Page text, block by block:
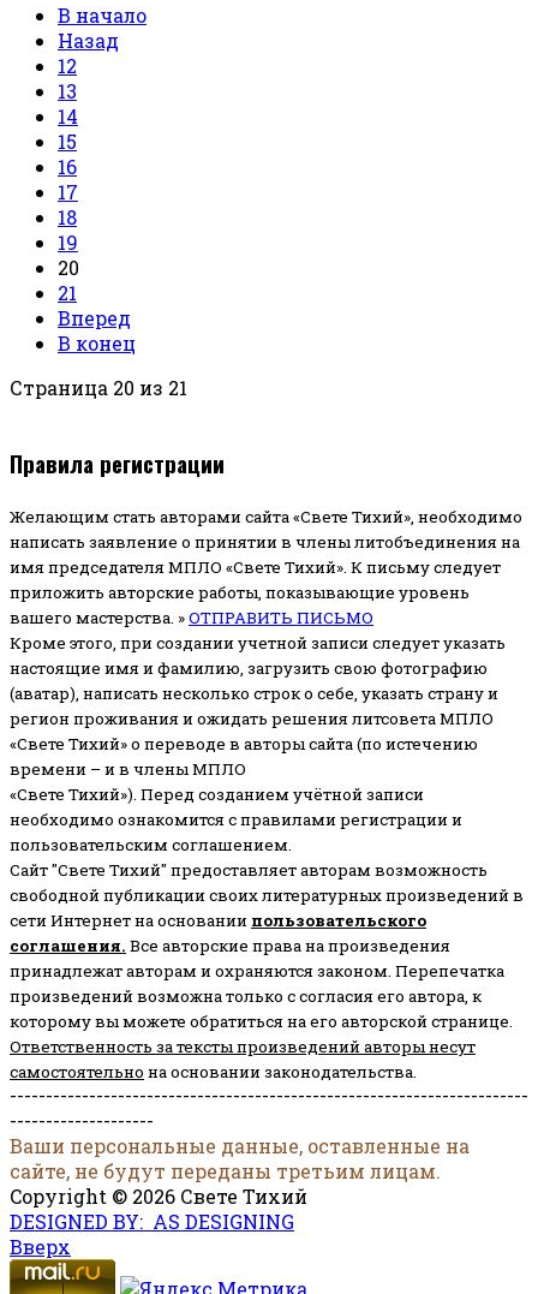
В начало
Назад
12
13
14
15
16
17
18
19
20
21
Вперед
В конец
Страница 20 из 21
Правила регистрации
Желающим стать авторами сайта «Свете Тихий», необходимо
написать заявление о принятии в члены литобъединения на
имя председателя МПЛО «Свете Тихий». К письму следует
приложить авторские работы, показывающие уровень
вашего мастерства. »ОТПРАВИТЬ ПИСЬМО
Кроме этого, при создании учетной записи следует указать
настоящие имя и фамилию, загрузить свою фотографию
(аватар), написать несколько строк о себе, указать страну и
регион проживания и ожидать решения литсовета МПЛО
«Свете Тихий» о переводе в авторы сайта (по истечению
времени – и в члены МПЛО
«Свете Тихий»). Перед созданием учётной записи
необходимо ознакомится с правилами регистрации и
пользовательским соглашением.
Сайт "Свете Тихий" предоставляет авторам возможность
свободной публикации своих литературных произведений в
сети Интернет на основании пользовательского
соглашения. Все авторские права на произведения
принадлежат авторам и охраняются законом. Перепечатка
произведений возможна только с согласия его автора, к
которому вы можете обратиться на его авторской странице.
Ответственность за тексты произведений авторы несут
самостоятельно на основании законодательства.
------------------------------------------------------------------------
--------------------
Ваши персональные данные, оставленные на
сайте, не будут переданы третьим лицам.
Copyright © 2026 Свете Тихий
DESIGNED BY: AS DESIGNING
Вверх